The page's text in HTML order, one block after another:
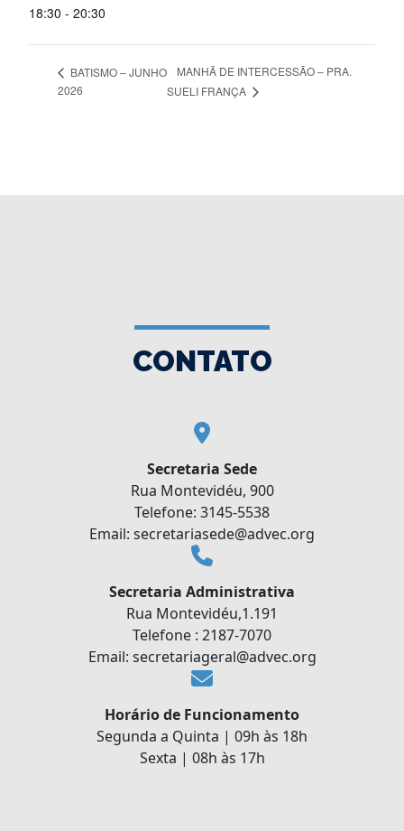
18:30 - 20:30
BATISMO – JUNHO
2026
MANHÃ DE INTERCESSÃO – PRA.
SUELI FRANÇA
CONTATO
Secretaria Sede
Rua Montevidéu, 900
Telefone: 3145-5538
Email: secretariasede@advec.org
Secretaria Administrativa
Rua Montevidéu,1.191
Telefone : 2187-7070
Email: secretariageral@advec.org
Horário de Funcionamento
Segunda a Quinta | 09h às 18h
Sexta | 08h às 17h